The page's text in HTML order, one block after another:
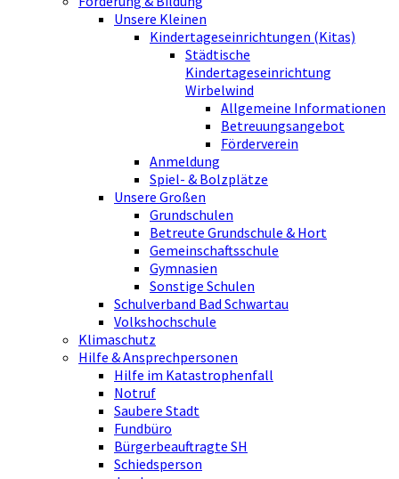
Unsere Kleinen
Kindertageseinrichtungen (Kitas)
Städtische
Kindertageseinrichtung
Wirbelwind
Allgemeine Informationen
Betreuungsangebot
Förderverein
Anmeldung
Spiel- & Bolzplätze
Unsere Großen
Grundschulen
Betreute Grundschule & Hort
Gemeinschaftsschule
Gymnasien
Sonstige Schulen
Schulverband Bad Schwartau
Volkshochschule
Klimaschutz
Hilfe & Ansprechpersonen
Hilfe im Katastrophenfall
Notruf
Saubere Stadt
Fundbüro
Bürgerbeauftragte SH
Schiedsperson